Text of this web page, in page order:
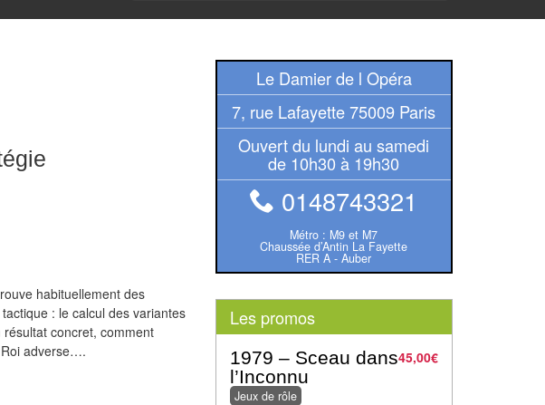
habituellement des
: le calcul des variantes
concret, comment
adverse….
Le Damier de l Opéra
7, rue Lafayette 75009 Paris
Ouvert du lundi au samedi
de 10h30 à 19h30
0148743321
Métro : M9 et M7
Chaussée d’Antin La Fayette
RER A - Auber
Les promos
45,00€
1979 – Sceau dans
l’Inconnu
Jeux de rôle